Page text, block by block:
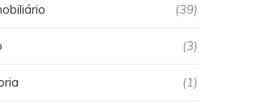
(39)
(3)
(1)